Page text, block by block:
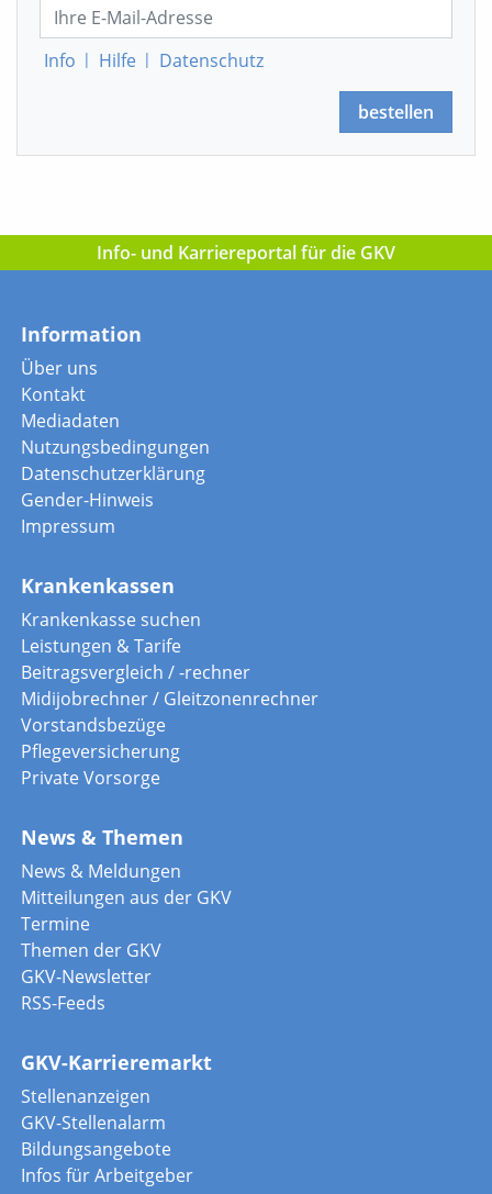
Info | Hilfe | Datenschutz
bestellen
Info- und Karriereportal für die GKV
Information
Über uns
Kontakt
Mediadaten
Nutzungsbedingungen
Datenschutzerklärung
Gender-Hinweis
Impressum
Krankenkassen
Krankenkasse suchen
Leistungen & Tarife
Beitragsvergleich / -rechner
Midijobrechner / Gleitzonenrechner
Vorstandsbezüge
Pflegeversicherung
Private Vorsorge
News & Themen
News & Meldungen
Mitteilungen aus der GKV
Termine
Themen der GKV
GKV-Newsletter
RSS-Feeds
GKV-Karrieremarkt
Stellenanzeigen
GKV-Stellenalarm
Bildungsangebote
Infos für Arbeitgeber